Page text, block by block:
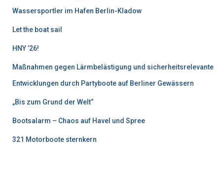
Wassersportler im Hafen Berlin-Kladow
Let the boat sail
HNY ’26!
Maßnahmen gegen Lärmbelästigung und sicherheitsrelevante
Entwicklungen durch Partyboote auf Berliner Gewässern
„Bis zum Grund der Welt“
Bootsalarm – Chaos auf Havel und Spree
321 Motorboote sternkern